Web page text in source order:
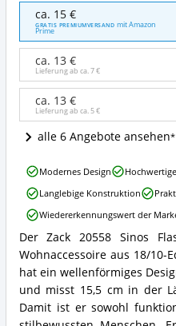
Zack
20558
Sinos
Flaschenöffner
Angebote:
Wo
ist
dieser
Flaschenöffner
erhältlich?
ca. 15 €
GRATIS PREMIUMVERSAND mit Amazon
Prime
ca. 13 €
Lieferung ab ca.7 €
ca. 13 €
Lieferung ab ca.5 €
alle 6 Angebote ansehen
Zack
20558
Sinos
Flaschenöffner
Zusammenfassung:
Was
Der Zack 20558 Sinos
Wohnaccessoire aus 18/
hat ein wellenförmiges
und misst 15,5 cm in der
Damit ist er sowohl
Zack
20558
Sinos
Flaschenöffner
Vorteile:
Was
spricht
für
diesen
Flaschenöffner?
Modernes Design
Langlebige Konstruktion
Wiedererkennungswert der